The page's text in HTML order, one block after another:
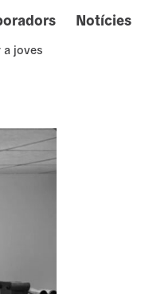
Notícies
joves